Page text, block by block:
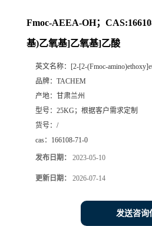
Fmoc-AEEA-OH；
基)乙氧基]乙氧基]乙酸
英文名称： [2-[2-(Fmoc-
品牌： TACHEM
产地： 甘肃兰州
型号： 25KG；根据客户需求定制
货号： /
cas： 166108-71-0
发布日期： 2023-05-10
更新日期： 2026-07-14
发送咨询